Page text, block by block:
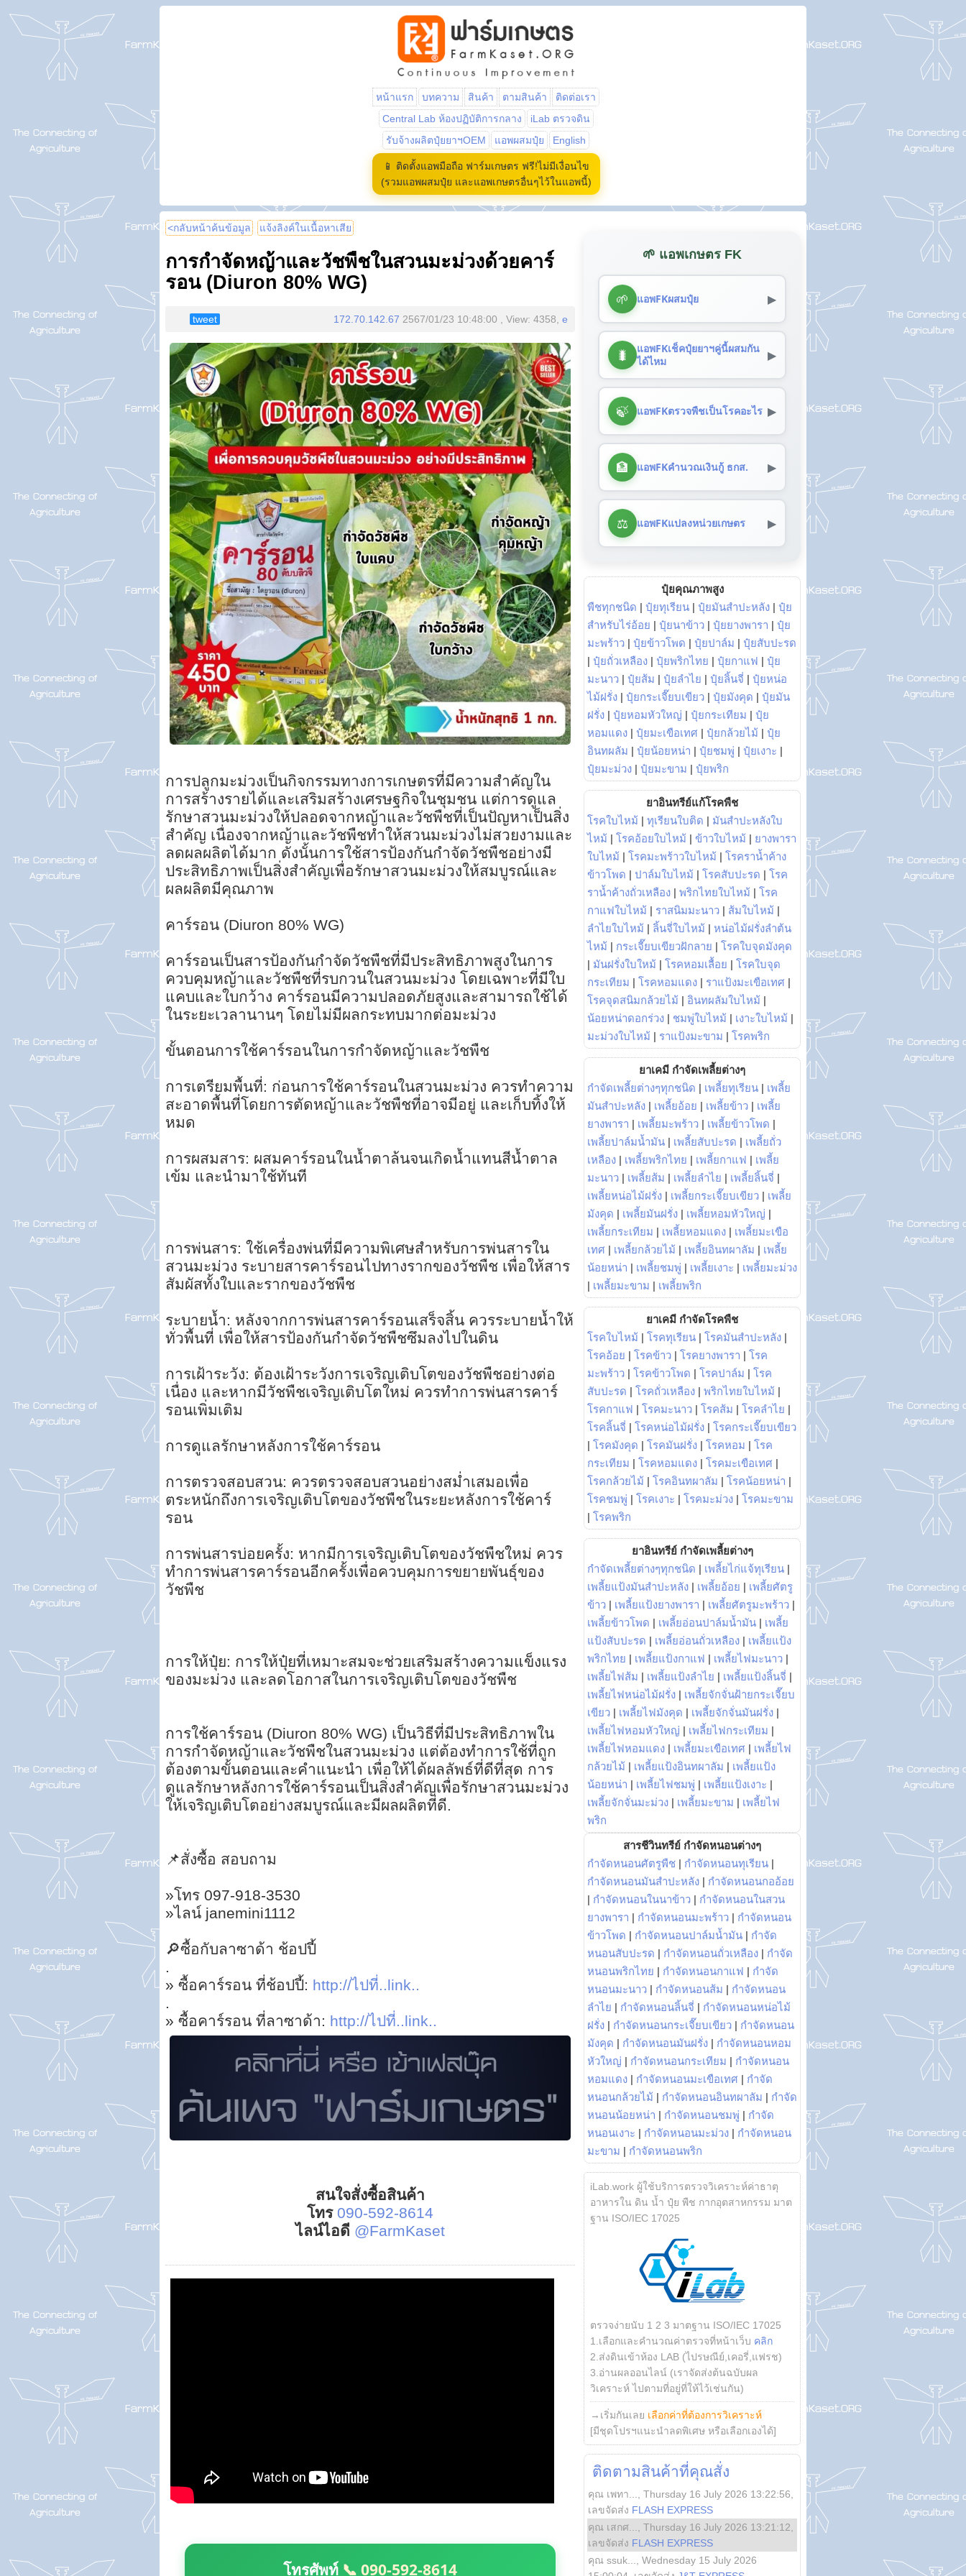
หน้าแรก บทความ สินค้า ตามสินค้า
ติดต่อเรา
Central Lab ห้องปฏิบัติการกลาง
iLab ตรวจดิน
รับจ้างผลิตปุ๋ยยาฯOEM
แอพผสมปุ๋ย English
📱 ติดตั้งแอพมือถือ ฟาร์มเกษตร ฟรี!ไม่มีเงื่อนไข
(รวมแอพผสมปุ๋ย และแอพเกษตรอื่นๆไว้ในแอพนี้)
<กลับหน้าค้นข้อมูล แจ้งลิงค์ในเนื้อหาเสีย
การกำจัดหญ้าและวัชพืชในสวนมะม่วงด้วยคาร์
รอน (Diuron 80% WG)
tweet 172.70.142.67 2567/01/23 10:48:00 , View: 4358, e
การปลูกมะม่วงเป็นกิจกรรมทางการเกษตรที่มีความสำคัญใน
การสร้างรายได้และเสริมสร้างเศรษฐกิจในชุมชน แต่การดูแล
รักษาสวนมะม่วงให้ปลอดจากหญ้าและวัชพืชที่เป็นปัญหาเป็นสิ่ง
สำคัญ เนื่องจากหญ้าและวัชพืชทำให้สวนมะม่วงไม่สวยงามและ
ลดผลผลิตได้มาก ดังนั้นการใช้สารป้องกันกำจัดวัชพืชอย่างมี
ประสิทธิภาพเป็นสิ่งสำคัญเพื่อรักษาสวนมะม่วงให้สมบูรณ์และ
ผลผลิตมีคุณภาพ
คาร์รอน (Diuron 80% WG)
คาร์รอนเป็นสารป้องกันกำจัดวัชพืชที่มีประสิทธิภาพสูงในการ
ควบคุมหญ้าและวัชพืชที่รบกวนในสวนมะม่วง โดยเฉพาะที่มีใบ
แคบและใบกว้าง คาร์รอนมีความปลอดภัยสูงและสามารถใช้ได้
ในระยะเวลานานๆ โดยไม่มีผลกระทบมากต่อมะม่วง
ขั้นตอนการใช้คาร์รอนในการกำจัดหญ้าและวัชพืช
การเตรียมพื้นที่: ก่อนการใช้คาร์รอนในสวนมะม่วง ควรทำความ
สะอาดพื้นที่โดยการตัดหญ้าและวัชพืชที่อาจมีอยู่ และเก็บทิ้งให้
หมด
การผสมสาร: ผสมคาร์รอนในน้ำตาล้นจนเกิดน้ำแทนสีน้ำตาล
เข้ม และนำมาใช้ทันที
การพ่นสาร: ใช้เครื่องพ่นที่มีความพิเศษสำหรับการพ่นสารใน
สวนมะม่วง ระบายสารคาร์รอนไปทางรากของวัชพืช เพื่อให้สาร
สัมผัสทั้งใบและรากของวัชพืช
ระบายน้ำ: หลังจากการพ่นสารคาร์รอนเสร็จสิ้น ควรระบายน้ำให้
ทั่วพื้นที่ เพื่อให้สารป้องกันกำจัดวัชพืชซึมลงไปในดิน
การเฝ้าระวัง: ต้องเฝ้าระวังการเจริญเติบโตของวัชพืชอย่างต่อ
เนื่อง และหากมีวัชพืชเจริญเติบโตใหม่ ควรทำการพ่นสารคาร์
รอนเพิ่มเติม
การดูแลรักษาหลังการใช้คาร์รอน
การตรวจสอบสวน: ควรตรวจสอบสวนอย่างสม่ำเสมอเพื่อ
ตระหนักถึงการเจริญเติบโตของวัชพืชในระยะหลังการใช้คาร์
รอน
การพ่นสารบ่อยครั้ง: หากมีการเจริญเติบโตของวัชพืชใหม่ ควร
ทำการพ่นสารคาร์รอนอีกครั้งเพื่อควบคุมการขยายพันธุ์ของ
วัชพืช
การให้ปุ๋ย: การให้ปุ๋ยที่เหมาะสมจะช่วยเสริมสร้างความแข็งแรง
ของมะม่วง และลดโอกาสในการเจริญเติบโตของวัชพืช
การใช้คาร์รอน (Diuron 80% WG) เป็นวิธีที่มีประสิทธิภาพใน
การกำจัดหญ้าและวัชพืชในสวนมะม่วง แต่ต้องทำการใช้ที่ถูก
ต้องตามขั้นตอนและคำแนะนำ เพื่อให้ได้ผลลัพธ์ที่ดีที่สุด การ
ดูแลรักษาหลังการใช้คาร์รอนเป็นสิ่งสำคัญเพื่อรักษาสวนมะม่วง
ให้เจริญเติบโตอย่างสมบูรณ์และมีผลผลิตที่ดี.
📌สั่งซื้อ สอบถาม
»โทร 097-918-3530
»ไลน์ janemini1112
🔎ซื้อกับลาซาด้า ช้อปปี้
.
» ซื้อคาร์รอน ที่ช้อปปี้: http://ไปที่..link..
.
» ซื้อคาร์รอน ที่ลาซาด้า: http://ไปที่..link..
สนใจสั่งซื้อสินค้า
โทร 090-592-8614
ไลน์ไอดี @FarmKaset
โทรศัพท์ 📞 090-592-8614
🌱 แอพเกษตร FK
🌱 แอพFKผสมปุ๋ย ▶
🐛
แอพFKเช็คปุ๋ยยาฯคู่นี้ผสมกัน
ได้ไหม
▶
🍃 แอพFKตรวจพืชเป็นโรคอะไร ▶
🏦 แอพFKคำนวณเงินกู้ ธกส. ▶
⚖️ แอพFKแปลงหน่วยเกษตร ▶
ปุ๋ยคุณภาพสูง
พืชทุกชนิด | ปุ๋ยทุเรียน | ปุ๋ยมันสำปะหลัง | ปุ๋ย
สำหรับไร่อ้อย | ปุ๋ยนาข้าว | ปุ๋ยยางพารา | ปุ๋ย
มะพร้าว | ปุ๋ยข้าวโพด | ปุ๋ยปาล์ม | ปุ๋ยสับปะรด
| ปุ๋ยถั่วเหลือง | ปุ๋ยพริกไทย | ปุ๋ยกาแฟ | ปุ๋ย
มะนาว | ปุ๋ยส้ม | ปุ๋ยลำไย | ปุ๋ยลิ้นจี่ | ปุ๋ยหน่อ
ไม้ฝรั่ง | ปุ๋ยกระเจี๊ยบเขียว | ปุ๋ยมังคุด | ปุ๋ยมัน
ฝรั่ง | ปุ๋ยหอมหัวใหญ่ | ปุ๋ยกระเทียม | ปุ๋ย
หอมแดง | ปุ๋ยมะเขือเทศ | ปุ๋ยกล้วยไม้ | ปุ๋ย
อินทผลัม | ปุ๋ยน้อยหน่า | ปุ๋ยชมพู่ | ปุ๋ยเงาะ |
ปุ๋ยมะม่วง | ปุ๋ยมะขาม | ปุ๋ยพริก
ยาอินทรีย์แก้โรคพืช
โรคใบไหม้ | ทุเรียนใบติด | มันสำปะหลังใบ
ไหม้ | โรคอ้อยใบไหม้ | ข้าวใบไหม้ | ยางพารา
ใบไหม้ | โรคมะพร้าวใบไหม้ | โรคราน้ำค้าง
ข้าวโพด | ปาล์มใบไหม้ | โรคสับปะรด | โรค
ราน้ำค้างถั่วเหลือง | พริกไทยใบไหม้ | โรค
กาแฟใบไหม้ | ราสนิมมะนาว | ส้มใบไหม้ |
ลำไยใบไหม้ | ลิ้นจี่ใบไหม้ | หน่อไม้ฝรั่งลำต้น
ไหม้ | กระเจี๊ยบเขียวฝักลาย | โรคใบจุดมังคุด
| มันฝรั่งใบใหม้ | โรคหอมเลื้อย | โรคใบจุด
กระเทียม | โรคหอมแดง | ราแป้งมะเขือเทศ |
โรคจุดสนิมกล้วยไม้ | อินทผลัมใบไหม้ |
น้อยหน่าดอกร่วง | ชมพู่ใบไหม้ | เงาะใบไหม้ |
มะม่วงใบไหม้ | ราแป้งมะขาม | โรคพริก
ยาเคมี กำจัดเพลี้ยต่างๆ
กำจัดเพลี้ยต่างๆทุกชนิด | เพลี้ยทุเรียน | เพลี้ย
มันสำปะหลัง | เพลี้ยอ้อย | เพลี้ยข้าว | เพลี้ย
ยางพารา | เพลี้ยมะพร้าว | เพลี้ยข้าวโพด |
เพลี้ยปาล์มน้ำมัน | เพลี้ยสับปะรด | เพลี้ยถั่ว
เหลือง | เพลี้ยพริกไทย | เพลี้ยกาแฟ | เพลี้ย
มะนาว | เพลี้ยส้ม | เพลี้ยลำไย | เพลี้ยลิ้นจี่ |
เพลี้ยหน่อไม้ฝรั่ง | เพลี้ยกระเจี๊ยบเขียว | เพลี้ย
มังคุด | เพลี้ยมันฝรั่ง | เพลี้ยหอมหัวใหญ่ |
เพลี้ยกระเทียม | เพลี้ยหอมแดง | เพลี้ยมะเขือ
เทศ | เพลี้ยกล้วยไม้ | เพลี้ยอินทผาลัม | เพลี้ย
น้อยหน่า | เพลี้ยชมพู่ | เพลี้ยเงาะ | เพลี้ยมะม่วง
| เพลี้ยมะขาม | เพลี้ยพริก
ยาเคมี กำจัดโรคพืช
โรคใบไหม้ | โรคทุเรียน | โรคมันสำปะหลัง |
โรคอ้อย | โรคข้าว | โรคยางพารา | โรค
มะพร้าว | โรคข้าวโพด | โรคปาล์ม | โรค
สับปะรด | โรคถั่วเหลือง | พริกไทยใบไหม้ |
โรคกาแฟ | โรคมะนาว | โรคส้ม | โรคลำไย |
โรคลิ้นจี่ | โรคหน่อไม้ฝรั่ง | โรคกระเจี๊ยบเขียว
| โรคมังคุด | โรคมันฝรั่ง | โรคหอม | โรค
กระเทียม | โรคหอมแดง | โรคมะเขือเทศ |
โรคกล้วยไม้ | โรคอินทผาลัม | โรคน้อยหน่า |
โรคชมพู่ | โรคเงาะ | โรคมะม่วง | โรคมะขาม
| โรคพริก
ยาอินทรีย์ กำจัดเพลี้ยต่างๆ
กำจัดเพลี้ยต่างๆทุกชนิด | เพลี้ยไก่แจ้ทุเรียน |
เพลี้ยแป้งมันสำปะหลัง | เพลี้ยอ้อย | เพลี้ยศัตรู
ข้าว | เพลี้ยแป้งยางพารา | เพลี้ยศัตรูมะพร้าว |
เพลี้ยข้าวโพด | เพลี้ยอ่อนปาล์มน้ำมัน | เพลี้ย
แป้งสับปะรด | เพลี้ยอ่อนถั่วเหลือง | เพลี้ยแป้ง
พริกไทย | เพลี้ยแป้งกาแฟ | เพลี้ยไฟมะนาว |
เพลี้ยไฟส้ม | เพลี้ยแป้งลำไย | เพลี้ยแป้งลิ้นจี่ |
เพลี้ยไฟหน่อไม้ฝรั่ง | เพลี้ยจักจั่นฝ้ายกระเจี๊ยบ
เขียว | เพลี้ยไฟมังคุด | เพลี้ยจักจั่นมันฝรั่ง |
เพลี้ยไฟหอมหัวใหญ่ | เพลี้ยไฟกระเทียม |
เพลี้ยไฟหอมแดง | เพลี้ยมะเขือเทศ | เพลี้ยไฟ
กล้วยไม้ | เพลี้ยแป้งอินทผาลัม | เพลี้ยแป้ง
น้อยหน่า | เพลี้ยไฟชมพู่ | เพลี้ยแป้งเงาะ |
เพลี้ยจักจั่นมะม่วง | เพลี้ยมะขาม | เพลี้ยไฟ
พริก
สารชีวินทรีย์ กำจัดหนอนต่างๆ
กำจัดหนอนศัตรูพืช | กำจัดหนอนทุเรียน |
กำจัดหนอนมันสำปะหลัง | กำจัดหนอนกออ้อย
| กำจัดหนอนในนาข้าว | กำจัดหนอนในสวน
ยางพารา | กำจัดหนอนมะพร้าว | กำจัดหนอน
ข้าวโพด | กำจัดหนอนปาล์มน้ำมัน | กำจัด
หนอนสับปะรด | กำจัดหนอนถั่วเหลือง | กำจัด
หนอนพริกไทย | กำจัดหนอนกาแฟ | กำจัด
หนอนมะนาว | กำจัดหนอนส้ม | กำจัดหนอน
ลำไย | กำจัดหนอนลิ้นจี่ | กำจัดหนอนหน่อไม้
ฝรั่ง | กำจัดหนอนกระเจี๊ยบเขียว | กำจัดหนอน
มังคุด | กำจัดหนอนมันฝรั่ง | กำจัดหนอนหอม
หัวใหญ่ | กำจัดหนอนกระเทียม | กำจัดหนอน
หอมแดง | กำจัดหนอนมะเขือเทศ | กำจัด
หนอนกล้วยไม้ | กำจัดหนอนอินทผาลัม | กำจัด
หนอนน้อยหน่า | กำจัดหนอนชมพู่ | กำจัด
หนอนเงาะ | กำจัดหนอนมะม่วง | กำจัดหนอน
มะขาม | กำจัดหนอนพริก
iLab.work ผู้ใช้บริการตรวจวิเคราะห์ค่าธาตุ
อาหารใน ดิน น้ำ ปุ๋ย พืช กากอุตสาหกรรม มาต
ฐาน ISO/IEC 17025
ตรวจง่ายนับ 1 2 3 มาตฐาน ISO/IEC 17025
1.เลือกและคำนวณค่าตรวจที่หน้าเว็บ คลิก
2.ส่งดินเข้าห้อง LAB (ไปรษณีย์,เคอรี่,แฟรช)
3.อ่านผลออนไลน์ (เราจัดส่งต้นฉบับผล
วิเคราะห์ ไปตามที่อยู่ที่ให้ไว้เช่นกัน)
→เริ่มกันเลย เลือกค่าที่ต้องการวิเคราะห์
[มีชุดโปรฯแนะนำลดพิเศษ หรือเลือกเองได้]
ติดตามสินค้าที่คุณสั่ง
คุณ เพทา... Thursday 16 July 2026 13:22:56
เลขจัดส่ง FLASH EXPRESS
คุณ เสกศ...
Thursday 16 July 2026 13:21:12
เลขจัดส่ง FLASH EXPRESS
คุณ ssuk...
Wednesday 15 July 2026